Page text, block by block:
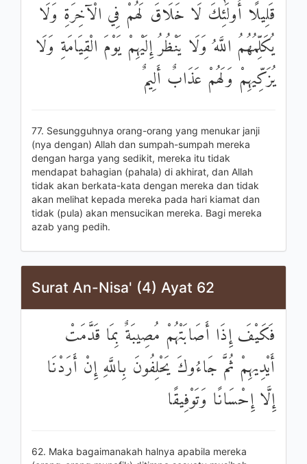
قَلِيلًا أُولَٰئِكَ لَا خَلَاقَ لَهُمْ فِي الْآخِرَةِ وَلَا
يُكَلِّمُهُمُ اللَّهُ وَلَا يَنْظُرُ إِلَيْهِمْ يَوْمَ الْقِيَامَةِ وَلَا
يُزَكِّيهِمْ وَلَهُمْ عَذَابٌ أَلِيمٌ
77. Sesungguhnya orang-orang yang menukar janji
(nya dengan) Allah dan sumpah-sumpah mereka
dengan harga yang sedikit, mereka itu tidak
mendapat bahagian (pahala) di akhirat, dan Allah
tidak akan berkata-kata dengan mereka dan tidak
akan melihat kepada mereka pada hari kiamat dan
tidak (pula) akan mensucikan mereka. Bagi mereka
azab yang pedih.
Surat An-Nisa' (4) Ayat 62
فَكَيْفَ إِذَا أَصَابَتْهُمْ مُصِيبَةٌ بِمَا قَدَّمَتْ
أَيْدِيهِمْ ثُمَّ جَاءُوكَ يَحْلِفُونَ بِاللَّهِ إِنْ أَرَدْنَا
إِلَّا إِحْسَانًا وَتَوْفِيقًا
62. Maka bagaimanakah halnya apabila mereka